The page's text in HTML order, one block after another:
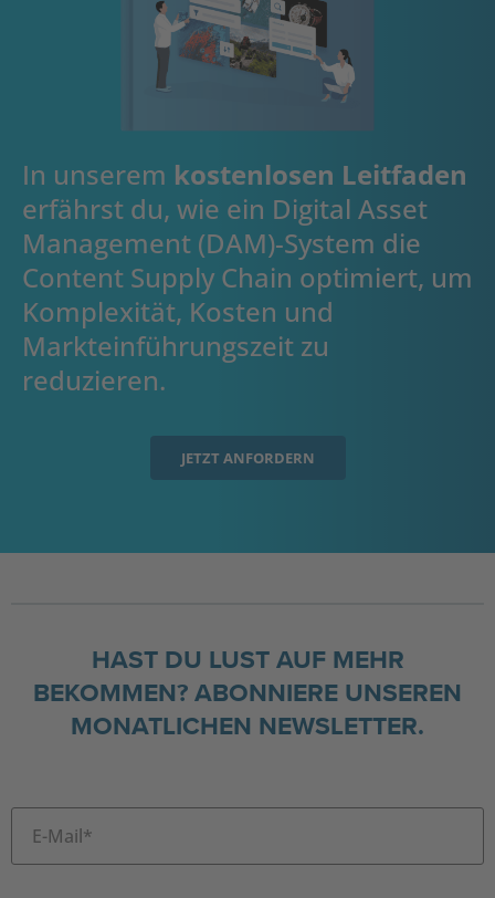
In unserem kostenlosen Leitfaden
erfährst du, wie ein Digital Asset
Management (DAM)-System die
Content Supply Chain optimiert, um
Komplexität, Kosten und
Markteinführungszeit zu
reduzieren.
JETZT ANFORDERN
HAST DU LUST AUF MEHR
BEKOMMEN? ABONNIERE UNSEREN
MONATLICHEN NEWSLETTER.